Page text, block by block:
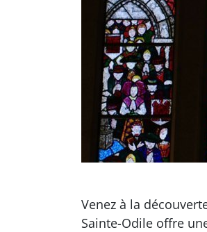
Venez à la
Sainte-Odile offre